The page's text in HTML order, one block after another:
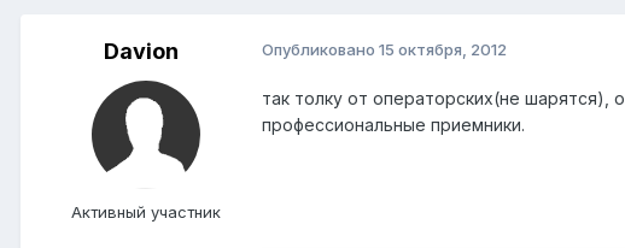
Davion
Активный участник
Опубликовано 15 октября, 2012
так толку от операторских(не шарятся),
профессиональные приемники.